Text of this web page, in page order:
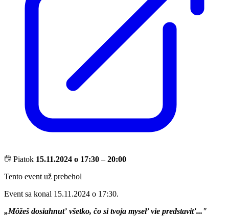
Piatok 15.11.2024 o 17:30 – 20:00
Tento event už prebehol
Event sa konal 15.11.2024 o 17:30.
„Môžeš dosiahnuť všetko, čo si tvoja myseľ vie predstaviť..."